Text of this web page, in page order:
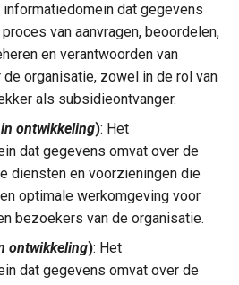
informatiedomein dat gegevens
van aanvragen, beoordelen,
en verantwoorden van
organisatie, zowel in de rol van
als subsidieontvanger.
ontwikkeling): Het
dat gegevens omvat over de
diensten en voorzieningen die
optimale werkomgeving voor
bezoekers van de organisatie.
ontwikkeling): Het
dat gegevens omvat over de